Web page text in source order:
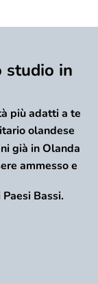
studio in
più adatti a te
olandese
già in Olanda
ammesso e
Bassi.